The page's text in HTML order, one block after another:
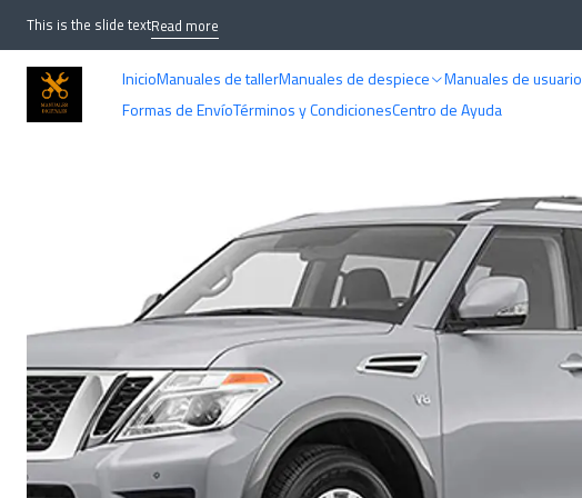
InicioManuales de tallerManuales de despiece Manuales de usuario
Formas de EnvíoTérminos y CondicionesCentro de Ayuda
This is the slide textRead more